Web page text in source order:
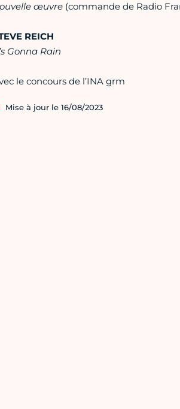
œuvre(commande de Radio
REICH
Gonna Rain
le concours de l’INA grm
Mise à jour le 16/08/2023